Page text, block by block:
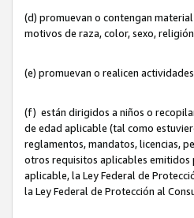
(d) promuevan o contengan
motivos de raza, color, sexo,
(e) promuevan o realicen
(f) están dirigidos a niños o
de edad aplicable (tal como
reglamentos, mandatos, licencias,
otros requisitos aplicables emitidos
aplicable, la Ley Federal de
la Ley Federal de Protección al